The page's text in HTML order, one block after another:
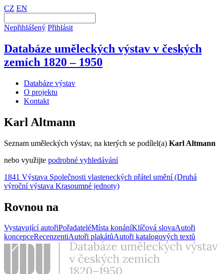
CZ EN
Nepřihlášený Přihlásit
Databáze uměleckých výstav v českých
zemích 1820 – 1950
Databáze výstav
O projektu
Kontakt
Karl Altmann
Seznam uměleckých výstav, na kterých se podílel(a) Karl Altmann
nebo využijte podrobné vyhledávání
1841 Výstava Společnosti vlasteneckých přátel umění (Druhá
výroční výstava Krasoumné jednoty)
Rovnou na
Vystavující autořiPořadateléMísta konáníKlíčová slovaAutoři
koncepceRecenzentiAutoři plakátůAutoři katalogových textů